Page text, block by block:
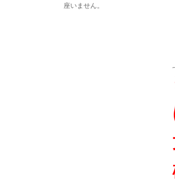
座いません。